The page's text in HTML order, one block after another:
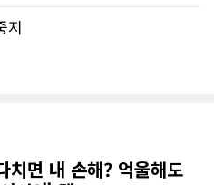
지
치면 내 손해? 억울해도